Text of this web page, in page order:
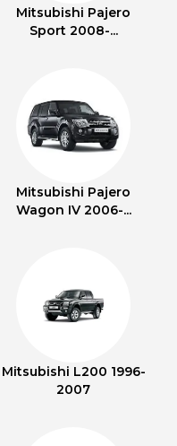
Mitsubishi Pajero
Sport 2008-...
Mitsubishi Pajero
Wagon IV 2006-...
Mitsubishi L200 1996-
2007